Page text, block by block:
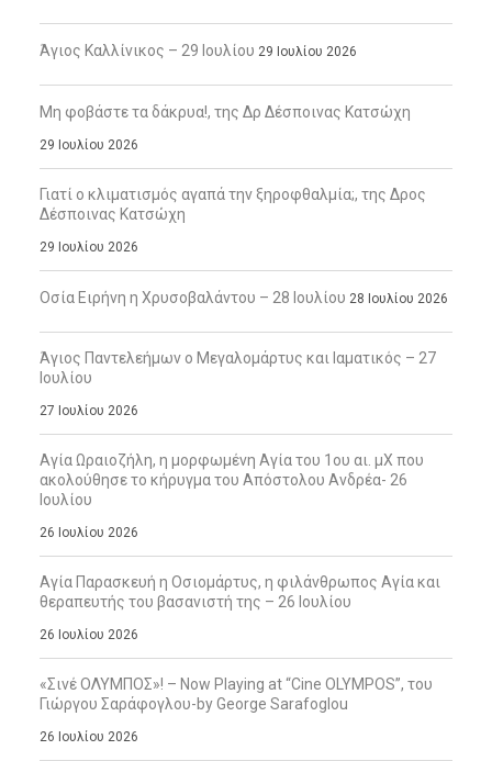
Άγιος Καλλίνικος – 29 Ιουλίου 29 Ιουλίου 2026
Μη φοβάστε τα δάκρυα!, της Δρ Δέσποινας Κατσώχη
29 Ιουλίου 2026
Γιατί ο κλιματισμός αγαπά την ξηροφθαλμία;, της Δρος
Δέσποινας Κατσώχη
29 Ιουλίου 2026
Οσία Ειρήνη η Χρυσοβαλάντου – 28 Ιουλίου 28 Ιουλίου 2026
Άγιος Παντελεήμων ο Μεγαλομάρτυς και Ιαματικός – 27
Ιουλίου
27 Ιουλίου 2026
Αγία Ωραιοζήλη, η μορφωμένη Αγία του 1ου αι. μΧ που
ακολούθησε το κήρυγμα του Απόστολου Ανδρέα- 26
Ιουλίου
26 Ιουλίου 2026
Αγία Παρασκευή η Οσιομάρτυς, η φιλάνθρωπος Αγία και
θεραπευτής του βασανιστή της – 26 Ιουλίου
26 Ιουλίου 2026
«Σινέ ΟΛΥΜΠΟΣ»! – Now Playing at “Cine OLYMPOS”, του
Γιώργου Σαράφογλου-by George Sarafoglou
26 Ιουλίου 2026